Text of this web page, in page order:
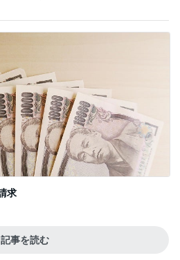
ロビーにいた多くの力士
なったマッサージの香り
ス 1日前